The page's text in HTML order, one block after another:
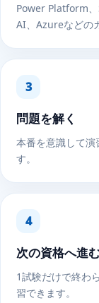
Power Platform、
AI、Azureなどの
問題を解く
本番を意識して演
す。
次の資格へ進
1試験だけで終わ
習できます。